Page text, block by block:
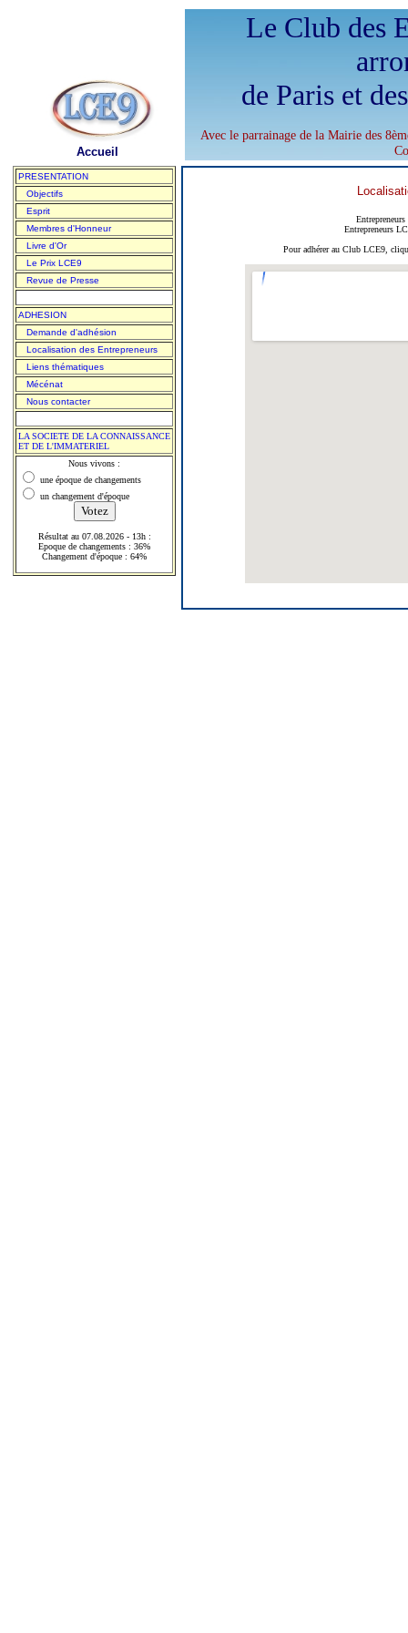
Accueil
Le Club des
de Paris et
Avec le parrainage de la Mairie des
PRESENTATION
Objectifs
Esprit
Membres d'Honneur
Livre d'Or
Le Prix LCE9
Revue de Presse
ADHESION
Demande d'adhésion
Localisation des Entrepreneurs
Liens thématiques
Mécénat
Nous contacter
LA SOCIETE DE LA CONNAISSANCE
ET DE L'IMMATERIEL
Nous vivons :
une époque de changements
un changement d'époque
Résultat au 07.08.2026 - 13h :
Epoque de changements : 36%
Changement d'époque : 64%
Entrepreneurs
Pour adhérer au Club LCE9,